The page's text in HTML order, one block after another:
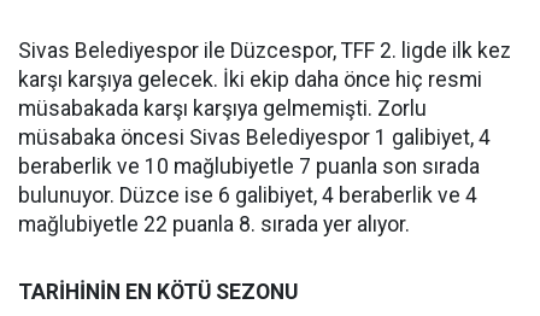
Sivas Belediyespor ile Düzcespor, TFF 2. ligde ilk kez
karşı karşıya gelecek. İki ekip daha önce hiç resmi
müsabakada karşı karşıya gelmemişti. Zorlu
müsabaka öncesi Sivas Belediyespor 1 galibiyet, 4
beraberlik ve 10 mağlubiyetle 7 puanla son sırada
bulunuyor. Düzce ise 6 galibiyet, 4 beraberlik ve 4
mağlubiyetle 22 puanla 8. sırada yer alıyor.
TARİHİNİN EN KÖTÜ SEZONU